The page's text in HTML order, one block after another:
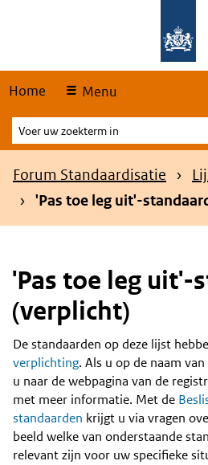
Home Menu
Voer
uw
zoekterm
Kruimelpad
Forum Standaardisatie
'Pas toe leg uit'-
'Pas toe leg uit'-
(verplicht)
Content
De standaarden op deze lijst
verplichting. Als u op de naam
u naar de webpagina van de
met meer informatie. Met de
standaarden krijgt u via vragen
beeld welke van onderstaande
relevant zijn voor uw specifieke